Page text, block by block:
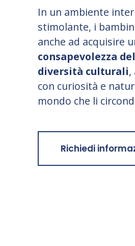
In un ambiente
stimolante, i
anche ad acquisire
consapevolezza
diversità culturali,
con curiosità e
mondo che li
Richiedi